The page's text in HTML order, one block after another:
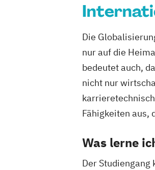
Die
nur auf die
bedeutet auch,
nicht nur
Fähigkeiten aus,
Was lerne
Der